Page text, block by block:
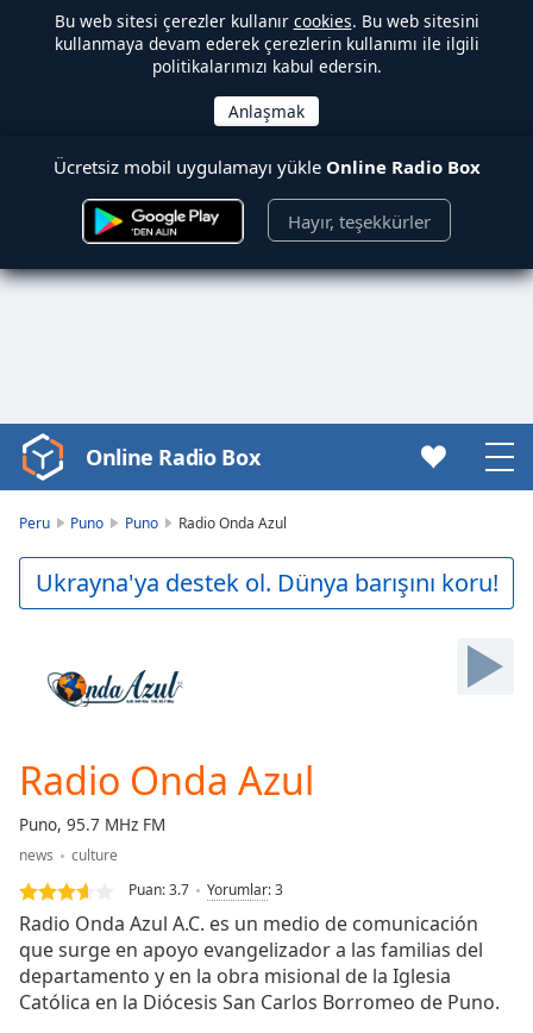
Bu web sitesi çerezler kullanır cookies. Bu web sitesini
kullanmaya devam ederek çerezlerin kullanımı ile ilgili
politikalarımızı kabul edersin.
Ücretsiz mobil uygulamayı yükle Online Radio Box
Hayır, teşekkürler
Video
Player
Play
Video
Skip
Current
Time0:00
Duration
Loaded
0.00%
Stream
TypeLIVE
Seek to
live,
currently
Online Radio Box
Peru Puno Puno Radio Onda Azul
Ukrayna'ya destek ol. Dünya barışını koru!
Radio Onda Azul
Puno, 95.7 MHz FM
news
culture
Puan:3.7 Yorumlar:3
Radio Onda Azul A.C. es un medio de comunicación
que surge en apoyo evangelizador a las familias del
departamento y en la obra misional de la Iglesia
Católica en la Diócesis San Carlos Borromeo de Puno.